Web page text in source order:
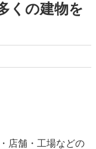
くの建物を
店舗・工場などの